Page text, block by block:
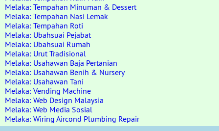
Melaka: Tempahan Minuman & Dessert
Melaka: Tempahan Nasi Lemak
Melaka: Tempahan Roti
Melaka: Ubahsuai Pejabat
Melaka: Ubahsuai Rumah
Melaka: Urut Tradisional
Melaka: Usahawan Baja Pertanian
Melaka: Usahawan Benih & Nursery
Melaka: Usahawan Tani
Melaka: Vending Machine
Melaka: Web Design Malaysia
Melaka: Web Media Sosial
Melaka: Wiring Aircond Plumbing Repair